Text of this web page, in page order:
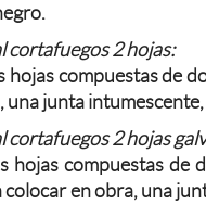
cortafuegos 2 hojas:
hojas compuestas de
una junta
cortafuegos 2 hojas
hojas compuestas de
en obra, una